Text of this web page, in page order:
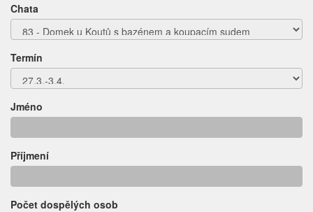
Chata
Termín
Jméno
Příjmení
Počet dospělých osob